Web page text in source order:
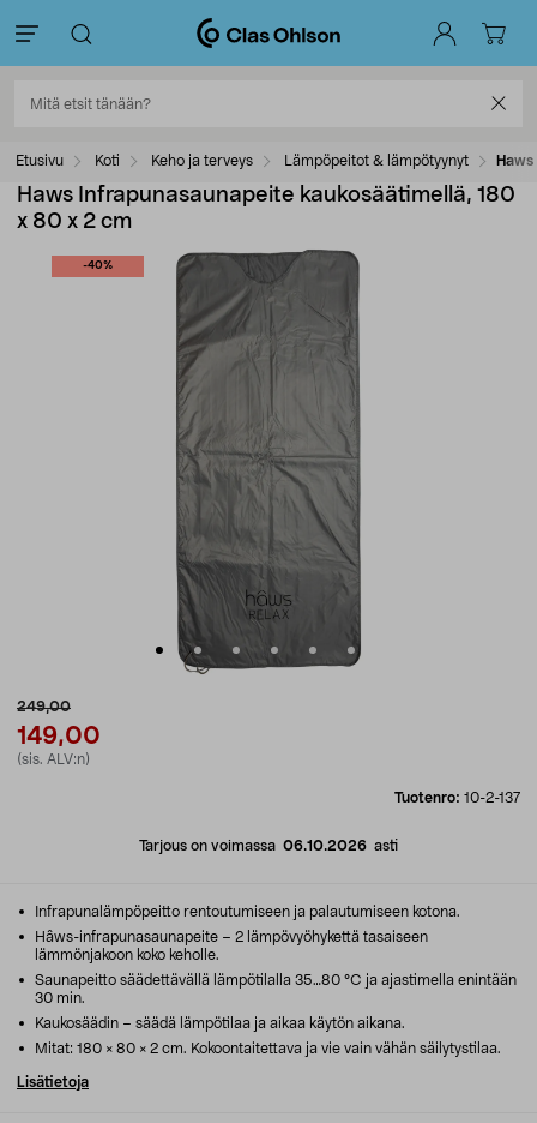
Etusivu Koti Keho ja terveys Lämpöpeitot & lämpötyynyt
Haws Infrapunasaunapeite kaukosäätimellä, 180
x 80 x 2 cm
-40%
249,00
149,00
(sis. ALV:n)
Tuotenro: 10-2-137
Tarjous on voimassa 06.10.2026 asti
Infrapunalämpöpeitto rentoutumiseen ja palautumiseen kotona.
Hâws-infrapunasaunapeite – 2 lämpövyöhykettä tasaiseen
lämmönjakoon koko keholle.
Saunapeitto säädettävällä lämpötilalla 35…80 °C ja ajastimella enintään
30 min.
Kaukosäädin – säädä lämpötilaa ja aikaa käytön aikana.
Mitat: 180 × 80 × 2 cm. Kokoontaitettava ja vie vain vähän säilytystilaa.
Lisätietoja